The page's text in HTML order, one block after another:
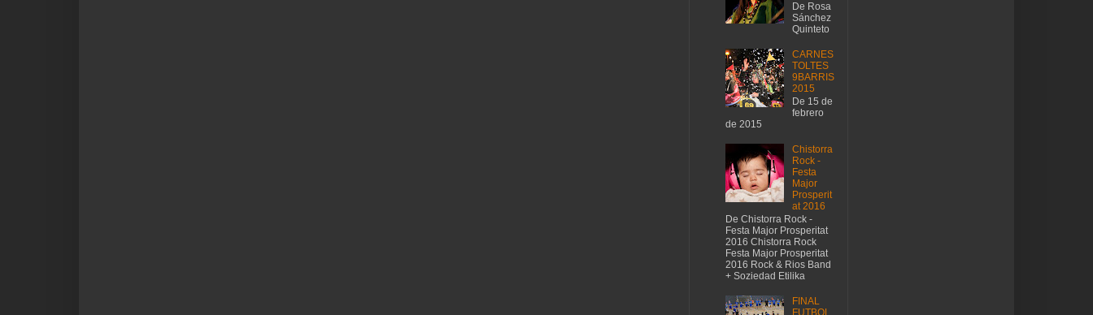
De Rosa
Sánchez
Quinteto
CARNES
TOLTES
9BARRIS
2015
De 15 de
febrero
de 2015
Chistorra
Rock -
Festa
Major
Prosperit
at 2016
De Chistorra Rock -
Festa Major Prosperitat
2016 Chistorra Rock
Festa Major Prosperitat
2016 Rock & Rios Band
+ Soziedad Etilika
FINAL